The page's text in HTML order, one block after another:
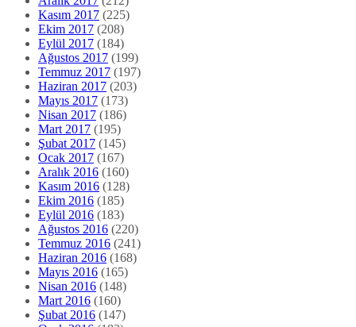
Kasım 2017 (225)
Ekim 2017 (208)
Eylül 2017 (184)
Ağustos 2017 (199)
Temmuz 2017 (197)
Haziran 2017 (203)
Mayıs 2017 (173)
Nisan 2017 (186)
Mart 2017 (195)
Şubat 2017 (145)
Ocak 2017 (167)
Aralık 2016 (160)
Kasım 2016 (128)
Ekim 2016 (185)
Eylül 2016 (183)
Ağustos 2016 (220)
Temmuz 2016 (241)
Haziran 2016 (168)
Mayıs 2016 (165)
Nisan 2016 (148)
Mart 2016 (160)
Şubat 2016 (147)